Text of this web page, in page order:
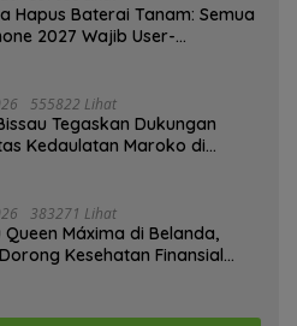
Hapus Baterai Tanam: Semua
2027 Wajib User-
555822 Lihat
Tegaskan Dukungan
Kedaulatan Maroko di
383271 Lihat
Máxima di Belanda,
Kesehatan Finansial